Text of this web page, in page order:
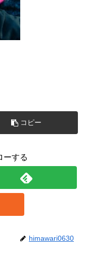
コピー
ーする
himawari0630